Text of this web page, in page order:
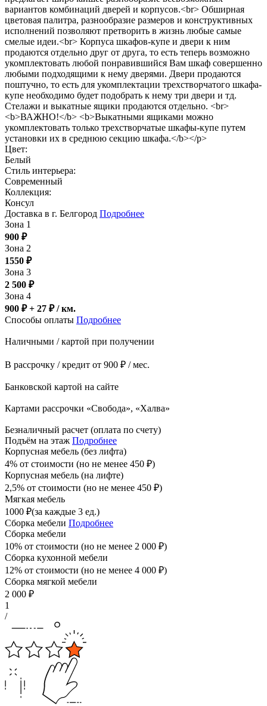
вариантов комбинаций дверей и корпусов.<br> Обширная
цветовая палитра, разнообразие размеров и конструктивных
исполнений позволяют претворить в жизнь любые самые
смелые идеи.<br> Корпуса шкафов-купе и двери к ним
продаются отдельно друг от друга, то есть теперь возможно
укомплектовать любой понравившийся Вам шкаф совершенно
любыми подходящими к нему дверями. Двери продаются
поштучно, то есть для укомплектации трехстворчатого шкафа-
купе необходимо будет подобрать к нему три двери и тд.
Стелажи и выкатные ящики продаются отдельно. <br>
<b>ВАЖНО!</b> <b>Выкатными ящиками можно
укомплектовать только трехстворчатые шкафы-купе путем
установки их в среднюю секцию шкафа.</b></p>
Цвет:
Белый
Стиль интерьера:
Современный
Коллекция:
Консул
Доставка в г. Белгород Подробнее
Зона 1
900 ₽
Зона 2
1550 ₽
Зона 3
2 500 ₽
Зона 4
900 ₽ + 27 ₽/ км.
Способы оплаты Подробнее
Наличными / картой при получении
В рассрочку / кредит от 900 ₽ / мес.
Банковской картой на сайте
Картами рассрочки «Свобода», «Халва»
Безналичный расчет (оплата по счету)
Подъём на этаж Подробнее
Корпусная мебель (без лифта)
4% от стоимости (но не менее 450 ₽)
Корпусная мебель (на лифте)
2,5% от стоимости (но не менее 450 ₽)
Мягкая мебель
1000 ₽(за каждые 3 ед.)
Сборка мебели Подробнее
Сборка мебели
10% от стоимости (но не менее 2 000 ₽)
Сборка кухонной мебели
12% от стоимости (но не менее 4 000 ₽)
Сборка мягкой мебели
2 000 ₽
1
/